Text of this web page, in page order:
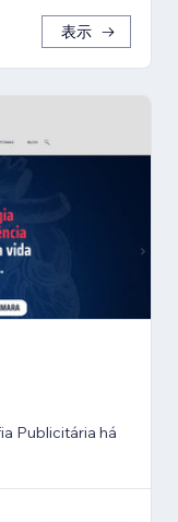
表示
Publicitária há